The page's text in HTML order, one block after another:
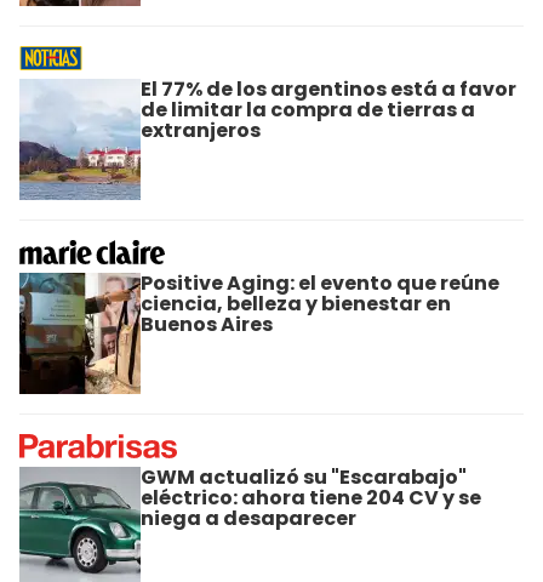
El 77% de los argentinos está a favor
de limitar la compra de tierras a
extranjeros
Positive Aging: el evento que reúne
ciencia, belleza y bienestar en
Buenos Aires
GWM actualizó su "Escarabajo"
eléctrico: ahora tiene 204 CV y se
niega a desaparecer